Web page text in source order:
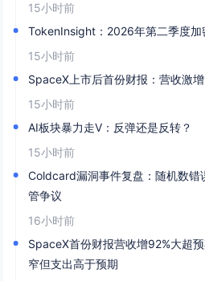
15小时前
TokenInsight：2026年第二季度加
15小时前
SpaceX上市后首份财报：营收激
15小时前
AI板块暴力走V：反弹还是反转？
15小时前
Coldcard漏洞事件复盘：随机数错
管争议
16小时前
SpaceX首份财报营收增92%大超
窄但支出高于预期